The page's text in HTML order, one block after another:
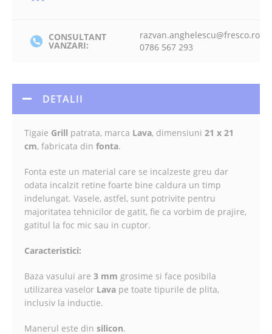
CONSULTANT
VANZARI:
razvan.anghelescu@fresco.ro
0786 567 293
DETALII
Tigaie Grill patrata, marca Lava, dimensiuni 21 x 21
cm, fabricata din fonta.
Fonta este un material care se incalzeste greu dar
odata incalzit retine foarte bine caldura un timp
indelungat. Vasele, astfel, sunt potrivite pentru
majoritatea tehnicilor de gatit, fie ca vorbim de prajire,
gatitul la foc mic sau in cuptor.
Caracteristici:
Baza vasului are 3 mm grosime si face posibila
utilizarea vaselor Lava pe toate tipurile de plita,
inclusiv la inductie.
Manerul este din silicon.